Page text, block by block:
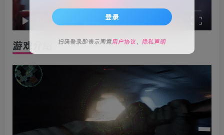
/ speed
游戏介绍
登录
扫码登录即表示同意用户协议、 隐私声明